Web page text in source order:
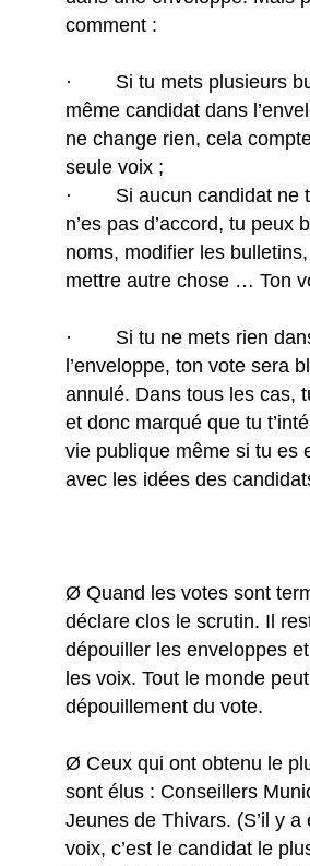
comment :
· Si tu mets plusieurs
même candidat dans
ne change rien, cela
seule voix ;
· Si aucun candidat ne
n’es pas d’accord, tu peux
noms, modifier les
mettre autre chose … Ton
· Si tu ne mets rien
l’enveloppe, ton vote sera
annulé. Dans tous les cas,
et donc marqué que tu
vie publique même si tu es
avec les idées des
Ø Quand les votes sont
déclare clos le scrutin. Il
dépouiller les enveloppes
les voix. Tout le monde
dépouillement du vote.
Ø Ceux qui ont obtenu le
sont élus : Conseillers
Jeunes de Thivars. (S’il y a
voix, c’est le candidat le